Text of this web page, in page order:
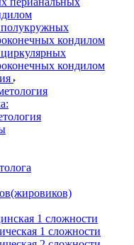
кондилом
кондилом
1 сложности
1 сложности